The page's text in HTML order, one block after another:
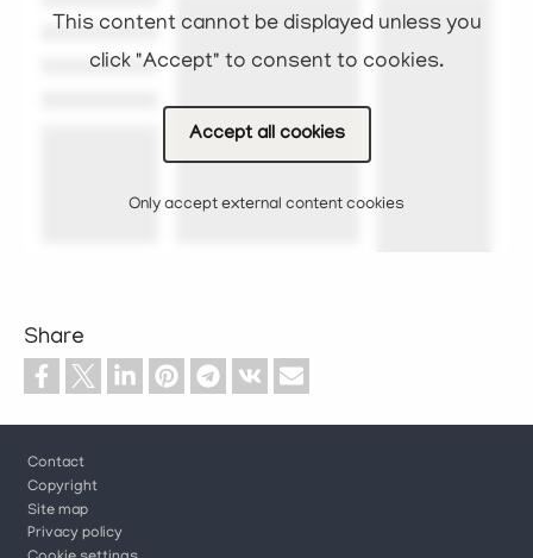
This content cannot be displayed unless you
click "Accept" to consent to cookies.
Accept all cookies
Only accept external content cookies
Share
Footer
Contact
Copyright
Site map
Privacy policy